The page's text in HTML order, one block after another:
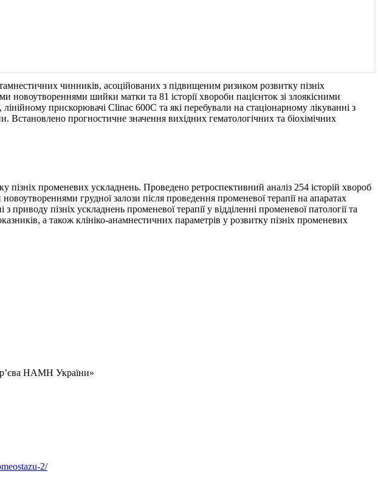
чинників, асоційованих з підвищеним ризиком розвитку пізніх
новоутвореннями шийки матки та 81 історії хвороби пацієнток зі злоякісними
прискорювачі Clinac 600C та які перебували на стаціонарному лікуванні з
Встановлено прогностичне значення вихідних гематологічних та біохімічних
променевих ускладнень. Проведено ретроспективний аналіз 254 історій хвороб
грудної залози після проведення променевої терапії на апаратах
пізніх ускладнень променевої терапії у відділенні променевої патології та
а також клініко-анамнестичних параметрів у розвитку пізніх променевих
НАМН України»
2/